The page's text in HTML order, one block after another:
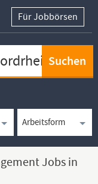
Für Jobbörsen
Jobs in